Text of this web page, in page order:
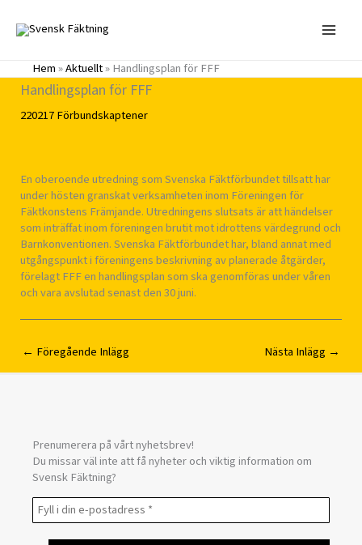
innehåll
Hem»Aktuellt»Handlingsplan för FFF
Handlingsplan för FFF
220217Förbundskaptener
En oberoende utredning som Svenska Fäktförbundet tillsatt har
under hösten granskat verksamheten inom Föreningen för
Fäktkonstens Främjande. Utredningens slutsats är att händelser
som inträffat inom föreningen brutit mot idrottens värdegrund och
Barnkonventionen. Svenska Fäktförbundet har, bland annat med
utgångspunkt i föreningens beskrivning av planerade åtgärder,
förelagt FFF en handlingsplan som ska genomföras under våren
och vara avslutad senast den 30 juni.
← Föregående Inlägg Nästa Inlägg →
Prenumerera på vårt nyhetsbrev!
Du missar väl inte att få nyheter och viktig information om
Svensk Fäktning?